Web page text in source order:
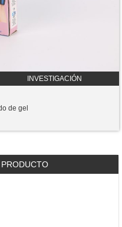
INVESTIGACIÓN
de gel